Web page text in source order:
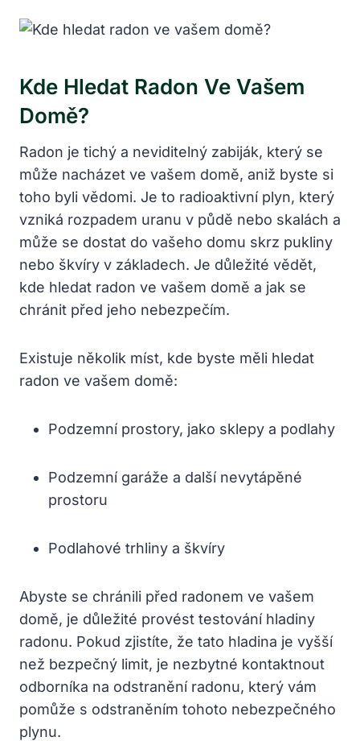
Kde Hledat Radon Ve Vašem
Domě?
Radon je tichý a neviditelný zabiják, který se
může nacházet ve vašem domě, aniž byste si
toho byli vědomi. Je to radioaktivní plyn, který
vzniká rozpadem uranu v půdě nebo skalách a
může se dostat do vašeho domu skrz pukliny
nebo škvíry v základech. Je důležité vědět,
kde hledat radon ve vašem domě a jak se
chránit před jeho nebezpečím.
Existuje několik míst, kde byste měli hledat
radon ve vašem domě:
Podzemní prostory, jako sklepy a podlahy
Podzemní garáže a další nevytápěné
prostoru
Podlahové trhliny a škvíry
Abyste se chránili před radonem ve vašem
domě, je důležité provést testování hladiny
radonu. Pokud zjistíte, že tato hladina je vyšší
než bezpečný limit, je nezbytné kontaktnout
odborníka na odstranění radonu, který vám
pomůže s odstraněním tohoto nebezpečného
plynu.